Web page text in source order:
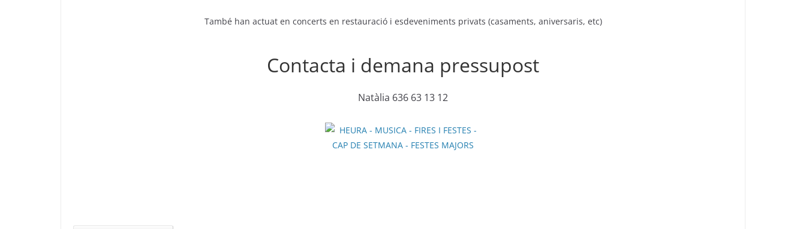
També han actuat en concerts en restauració i esdeveniments privats (casaments, aniversaris, etc)
Contacta i demana pressupost
Natàlia 636 63 13 12